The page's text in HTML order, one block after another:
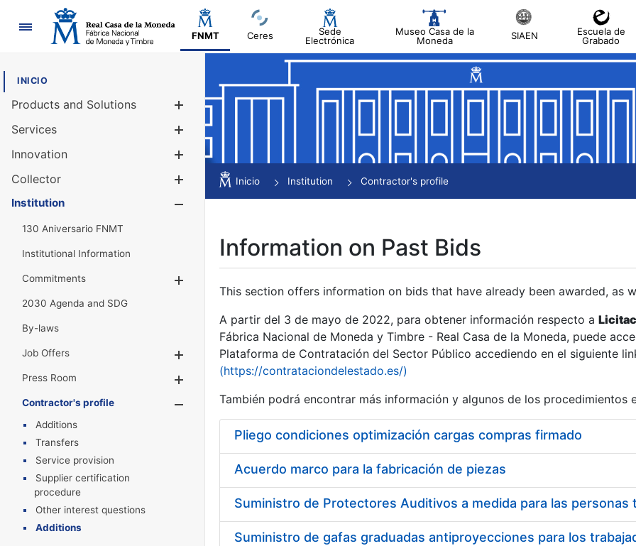
Navigation
FNMT Ceres
Sede
Electrónica
Museo Casa de la
Moneda
SIAEN
Escuela de
Grabado
INICIO
Products and Solutions
Services
Innovation
Collector
Show/Hide
Institution
130 Aniversario FNMT
Institutional Information
Commitments
2030 Agenda and SDG
By-laws
Job Offers
Show/Hide
Press Room
Show/Hide
Contractor's profile
Show/Hide
Additions
Transfers
Service provision
Supplier certification
procedure
Other interest questions
Additions
Inicio Institution Contractor's profile
Information on Past Bids
This section offers information on bids that have already been awarded, as
A partir del 3 de mayo de 2022, para obtener información respecto a
Fábrica Nacional de Moneda y Timbre - Real Casa de la Moneda, puede
Plataforma de Contratación del Sector Público accediendo en el siguiente
(https://contrataciondelestado.es/)
También podrá encontrar más información y algunos de los procedimientos
Pliego condiciones optimización cargas compras firmado
Acuerdo marco para la fabricación de piezas